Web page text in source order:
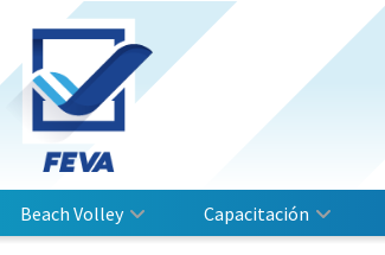
Beach Volley Capacitación